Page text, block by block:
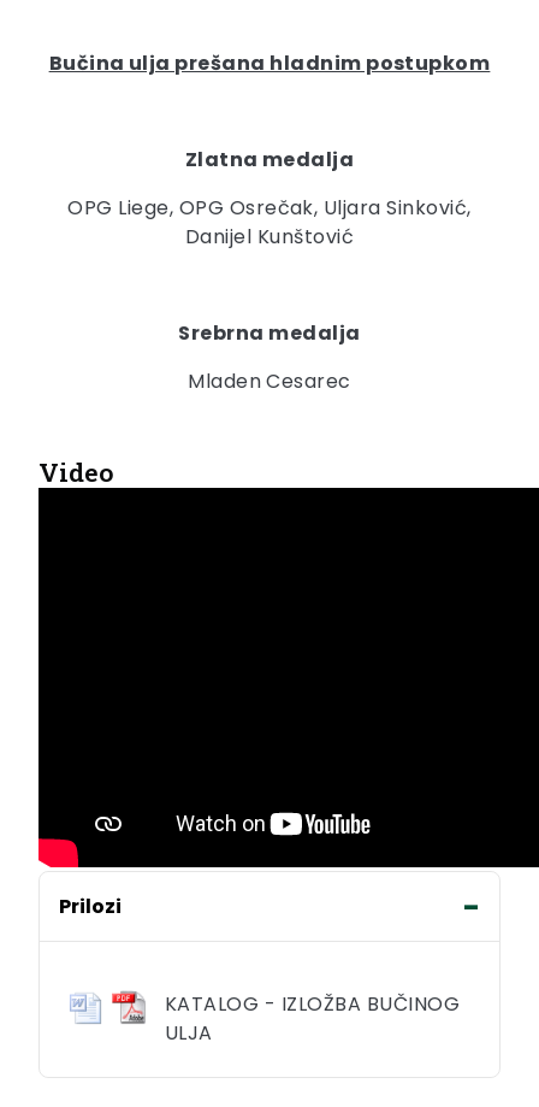
Bučina ulja prešana hladnim postupkom
Zlatna medalja
OPG Liege, OPG Osrečak, Uljara Sinković,
Danijel Kunštović
Srebrna medalja
Mladen Cesarec
Video
Prilozi
KATALOG - IZLOŽBA BUČINOG
ULJA